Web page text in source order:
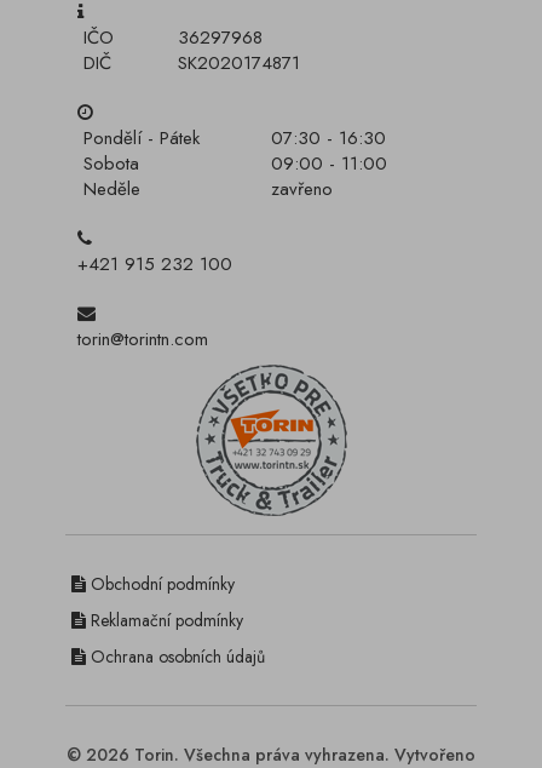
IČO
36297968
DIČ
SK2020174871
Pondělí - Pátek
07:30 - 16:30
Sobota
09:00 - 11:00
Neděle
zavřeno
+421 915 232 100
torin@torintn.com
Obchodní podmínky
Reklamační podmínky
Ochrana osobních údajů
© 2026 Torin. Všechna práva vyhrazena. Vytvořeno